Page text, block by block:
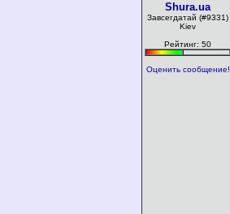
Shura.ua
Завсегдатай (#9331)
Kiev
Рейтинг: 50
Оценить сообщение!